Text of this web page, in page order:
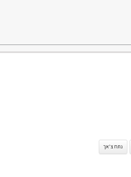
נתח צ'אך